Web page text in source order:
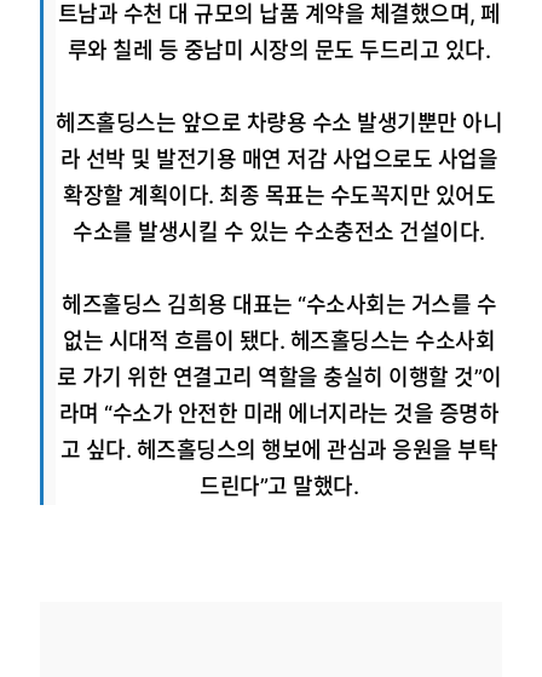
트남과 수천 대 규모의 납품 계약을 체결했으며, 페
루와 칠레 등 중남미 시장의 문도 두드리고 있다.
헤즈홀딩스는 앞으로 차량용 수소 발생기뿐만 아니
라 선박 및 발전기용 매연 저감 사업으로도 사업을
확장할 계획이다. 최종 목표는 수도꼭지만 있어도
수소를 발생시킬 수 있는 수소충전소 건설이다.
헤즈홀딩스 김희용 대표는 “수소사회는 거스를 수
없는 시대적 흐름이 됐다. 헤즈홀딩스는 수소사회
로 가기 위한 연결고리 역할을 충실히 이행할 것”이
라며 “수소가 안전한 미래 에너지라는 것을 증명하
고 싶다. 헤즈홀딩스의 행보에 관심과 응원을 부탁
드린다”고 말했다.